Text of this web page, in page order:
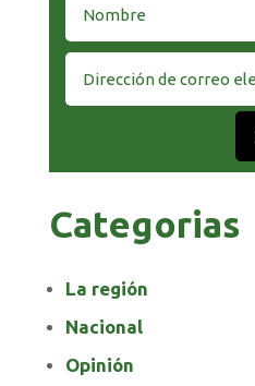
Categorias
La región
Nacional
Opinión